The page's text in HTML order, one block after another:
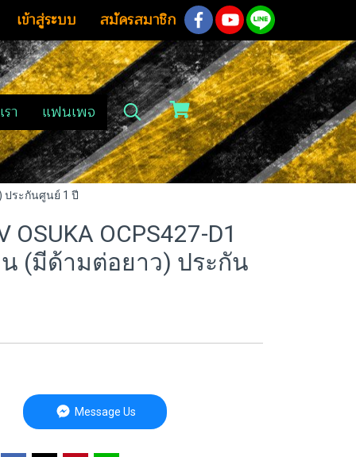
เข้าสู่ระบบ สมัครสมาชิก
า แฟนเพจ
ประกันศูนย์ 1 ปี
OCPS427-D1
(มีด้ามต่อยาว) ประกัน
Message Us